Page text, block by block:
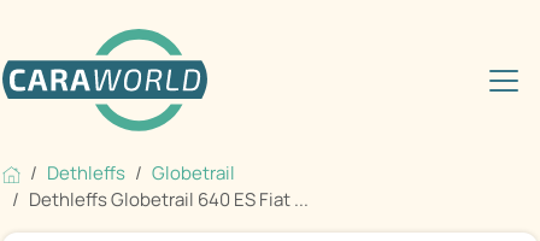
Dethleffs
Globetrail
Dethleffs Globetrail 640 ES Fiat ...